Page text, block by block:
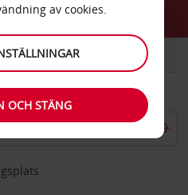
SKÅPBIL
av cookies.
OCH STÄNG